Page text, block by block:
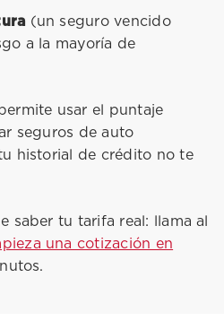
(un seguro vencido
a la mayoría de
usar el puntaje
seguros de auto
historial de crédito no te
saber tu tarifa real: llama al
una cotización en